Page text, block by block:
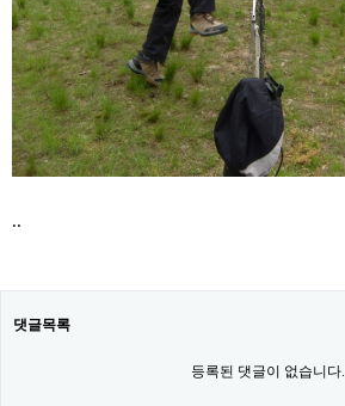
..
댓글목록
등록된 댓글이 없습니다.